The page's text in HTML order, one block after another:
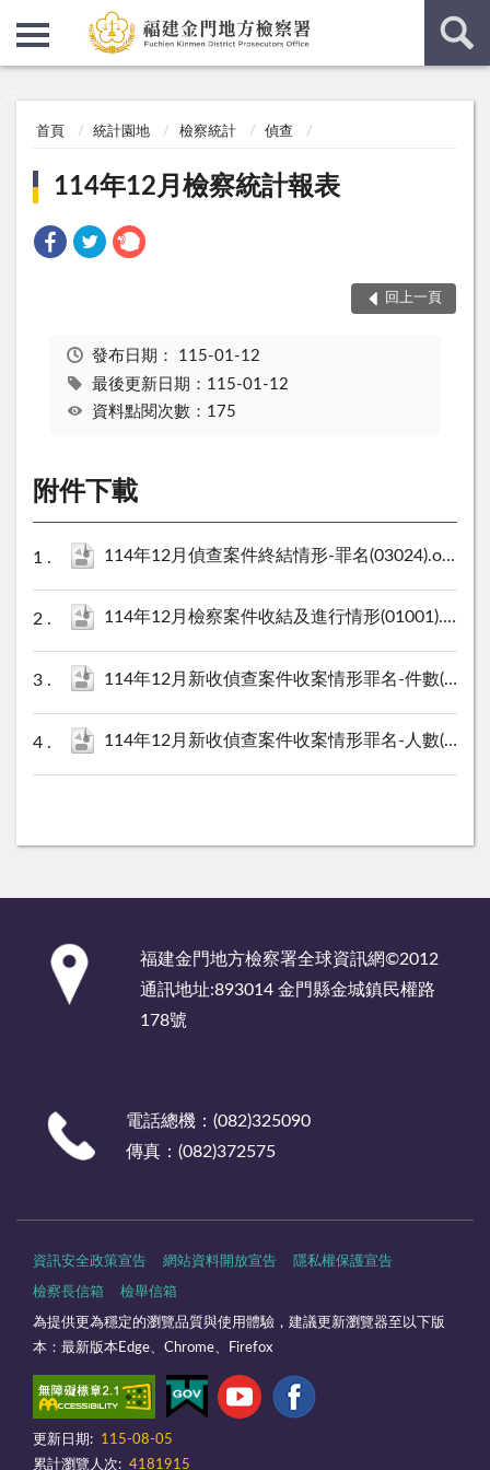
首頁 統計園地 檢察統計 偵查
114年12月檢察統計報表
回上一頁
發布日期： 115-01-12
最後更新日期：115-01-12
資料點閱次數：175
附件下載
114年12月偵查案件終結情形-罪名(03024).ods
114年12月檢察案件收結及進行情形(01001).ods
114年12月新收偵查案件收案情形罪名-件數(02021).ods
114年12月新收偵查案件收案情形罪名-人數(02022).ods
福建金門地方檢察署全球資訊網©2012
通訊地址:893014 金門縣金城鎮民權路
178號
電話總機：(082)325090
傳真：(082)372575
資訊安全政策宣告 網站資料開放宣告 隱私權保護宣告
檢察長信箱 檢舉信箱
為提供更為穩定的瀏覽品質與使用體驗，建議更新瀏覽器至以下版
本：最新版本Edge、Chrome、Firefox
更新日期:
115-08-05
累計瀏覽人次: 4181915